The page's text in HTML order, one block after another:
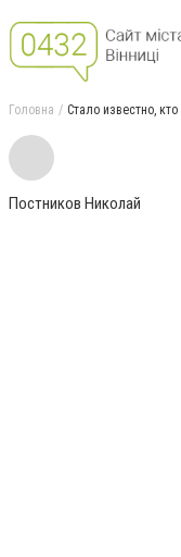
Головна Стало известно,
Постников Николай